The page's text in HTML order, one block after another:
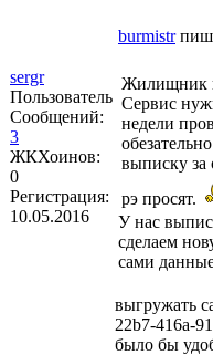
sergr
Пользователь
Сообщений:
3
ЖКХоинов:
0
Регистрация:
10.05.2016
burmistr
Жилищник
Сервис
недели
выписку за
рэ просят.
У нас
сделаем
сами
выгружать
22b7-416a-
было бы